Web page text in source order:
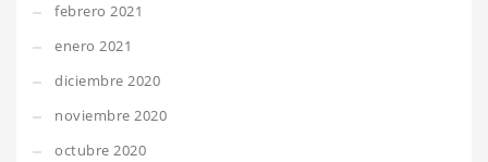
febrero 2021
enero 2021
diciembre 2020
noviembre 2020
octubre 2020